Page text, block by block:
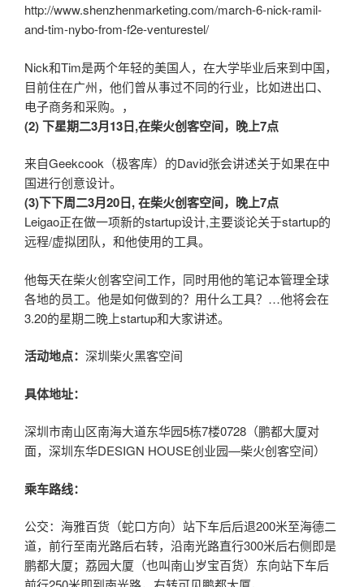
http://www.shenzhenmarketing.com/march-6-nick-ramil-
and-tim-nybo-from-f2e-venturestel/
Nick和Tim是两个年轻的美国人，在大学毕业后来到中国，
目前住在广州，他们曾从事过不同的行业，比如进出口、
电子商务和采购。，
(2) 下星期二3月13日,在柴火创客空间，晚上7点
来自Geekcook（极客库）的David张会讲述关于如果在中
国进行创意设计。
(3)下下周二3月20日, 在柴火创客空间，晚上7点
Leigao正在做一项新的startup设计,主要谈论关于startup的
远程/虚拟团队，和他使用的工具。
他每天在柴火创客空间工作，同时用他的笔记本管理全球
各地的员工。他是如何做到的？用什么工具？…他将会在
3.20的星期二晚上startup和大家讲述。
活动地点： 深圳柴火黑客空间
具体地址：
深圳市南山区南海大道东华园5栋7楼0728（鹏都大厦对
面，深圳东华DESIGN HOUSE创业园—柴火创客空间）
乘车路线：
公交：海雅百货（蛇口方向）站下车后后退200米至海德二
道，前行至南光路后右转，沿南光路直行300米后右侧即是
鹏都大厦；荔园大厦（也叫南山岁宝百货）东向站下车后